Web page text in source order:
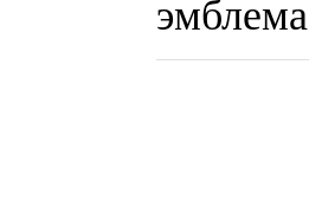
эмблема